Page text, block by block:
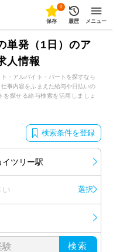
0
保存 履歴 メニュー
単発（1日）のア
人情報
・アルバイト・パートを探すなら
事内容をふまえた給与や日払いの
探せる給与検索を活用しましょ
検索条件を登録
イツリー駅
い 選択
検索